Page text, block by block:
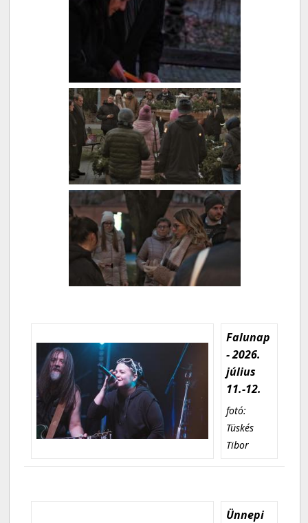
Falunap
- 2026.
július
11.-12.
fotó:
Tüskés
Tibor
Ünnepi